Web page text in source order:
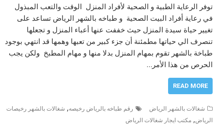
توفر الرعاية الطبية و الصحية لأفراد المنزل الوقت والتعب المبذول
في رعاية أفراد البيت الصحية و طباخه بالشهر الرياض تساعد على
تغيير حياة سيدة المنزل حيث خففت عنها أعباء المنزل و تجعلها
تنصرف الي حياتها مطمئنة أن جزء كبير من تعبها وهمها قد انتهي بوجود
طباخة بالشهر تقوم بمهام المنزل بدلا منها و مهام المطبخ ولكن يجب
الحرص من هذا الأمر…
READ MORE
شغالات بالشهر الرياض رقم طباخه بالرياض رخيصه, شغالات بالشهر رخيصات
الرياض,مكتب ايجار شغالات الرياض